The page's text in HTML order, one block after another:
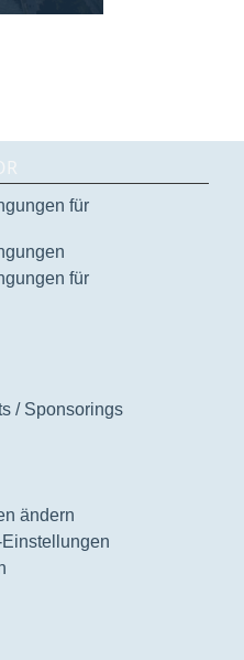
für
für
/ Sponsorings
ändern